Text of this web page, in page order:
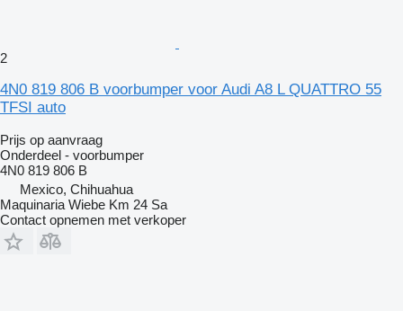
2
4N0 819 806 B voorbumper voor Audi A8 L QUATTRO 55
TFSI auto
Prijs op aanvraag
Onderdeel - voorbumper
4N0 819 806 B
Mexico, Chihuahua
Maquinaria Wiebe Km 24 Sa
Contact opnemen met verkoper